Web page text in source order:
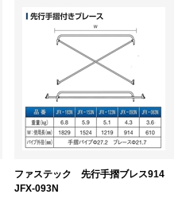
ファステック 先行手摺ブレス914
JFX-093N